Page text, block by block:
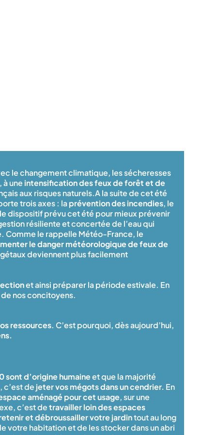
le changement climatique, les sécheresses
, à une intensification des feux de forêt et de
aux risques naturels.A la suite de cet été
trois axes : laprévention des incendies, le
dispositif prévu cet été pour mieux prévenir
résiliente et concertée de l’eau qui
Comme le rappelle Météo-France, le
le danger météorologique de feux de
deviennent plus facilement
et ainsi préparer la période estivale. En
nos concitoyens.
ressources. C’est pourquoi, dès aujourd’hui,
sont d’origine humaineet que la majorité
c’est de jeter vos mégots dans un cendrier. En
aménagé pour cet usage, sur une
c’est detravailler loin des espaces
et débroussailler votre jardintout au long
votre habitation et de les stocker dans un abri